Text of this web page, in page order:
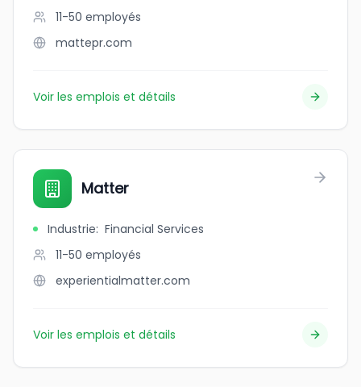
11-50 employés
mattepr.com
Voir les emplois et détails
Matter
Industrie: Financial Services
11-50 employés
experientialmatter.com
Voir les emplois et détails